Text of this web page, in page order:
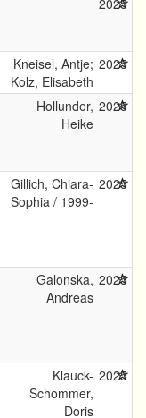
2025
Kneisel, Antje;
Kolz, Elisabeth
2025
Hollunder,
Heike
2025
Gillich, Chiara-
Sophia / 1999-
2025
Galonska,
Andreas
2025
Klauck-
Schommer,
Doris
2025